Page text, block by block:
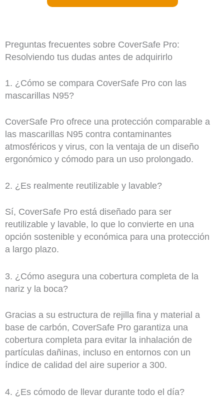
Preguntas frecuentes sobre CoverSafe Pro:
Resolviendo tus dudas antes de adquirirlo
1. ¿Cómo se compara CoverSafe Pro con las
mascarillas N95?
CoverSafe Pro ofrece una protección comparable a
las mascarillas N95 contra contaminantes
atmosféricos y virus, con la ventaja de un diseño
ergonómico y cómodo para un uso prolongado.
2. ¿Es realmente reutilizable y lavable?
Sí, CoverSafe Pro está diseñado para ser
reutilizable y lavable, lo que lo convierte en una
opción sostenible y económica para una protección
a largo plazo.
3. ¿Cómo asegura una cobertura completa de la
nariz y la boca?
Gracias a su estructura de rejilla fina y material a
base de carbón, CoverSafe Pro garantiza una
cobertura completa para evitar la inhalación de
partículas dañinas, incluso en entornos con un
índice de calidad del aire superior a 300.
4. ¿Es cómodo de llevar durante todo el día?